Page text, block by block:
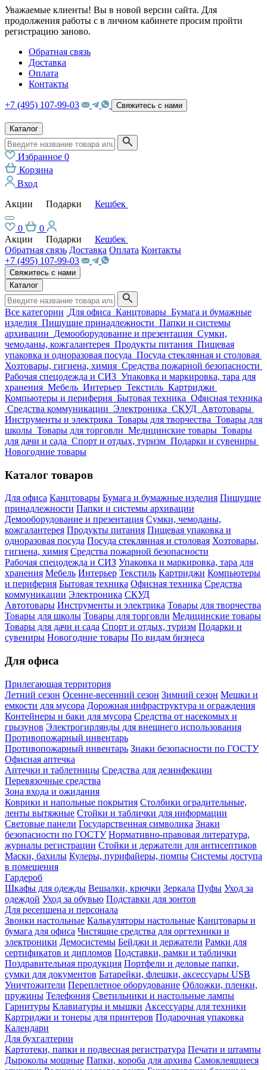
Уважаемые клиенты! Вы в новой версии сайта. Для
продолжения работы с в личном кабинете просим пройти
регистрацию заново.
Обратная связь
Доставка
Оплата
Контакты
+7 (495) 107-99-03 Свяжитесь с нами
Каталог
Избранное 0
Корзина
Вход
Акции
Подарки Кешбек
0
0
Акции
Подарки
Кешбек
Обратная связь Доставка Оплата Контакты
+7 (495) 107-99-03
Свяжитесь с нами
Каталог
Все категории Для офиса Канцтовары Бумага и бумажные
изделия Пишущие принадлежности Папки и системы
архивации Демооборудование и презентация Сумки,
чемоданы, кожгалантерея Продукты питания Пищевая
упаковка и одноразовая посуда Посуда стеклянная и столовая
Хозтовары, гигиена, химия Средства пожарной безопасности
Рабочая спецодежда и СИЗ Упаковка и маркировка, тара для
хранения Мебель Интерьер Текстиль Картриджи
Компьютеры и периферия Бытовая техника Офисная техника
Средства коммуникации Электроника СКУД Автотовары
Инструменты и электрика Товары для творчества Товары для
школы Товары для торговли Медицинские товары Товары
для дачи и сада Спорт и отдых, туризм Подарки и сувениры
Новогодние товары
Каталог товаров
Для офиса Канцтовары Бумага и бумажные изделия Пишущие
принадлежности Папки и системы архивации
Демооборудование и презентация Сумки, чемоданы,
кожгалантерея Продукты питания Пищевая упаковка и
одноразовая посуда Посуда стеклянная и столовая Хозтовары,
гигиена, химия Средства пожарной безопасности
Рабочая спецодежда и СИЗ Упаковка и маркировка, тара для
хранения Мебель Интерьер Текстиль Картриджи Компьютеры
и периферия Бытовая техника Офисная техника Средства
коммуникации Электроника СКУД
Автотовары Инструменты и электрика Товары для творчества
Товары для школы Товары для торговли Медицинские товары
Товары для дачи и сада Спорт и отдых, туризм Подарки и
сувениры Новогодние товары По видам бизнеса
Для офиса
Прилегающая территория
Летний сезон Осенне-весенний сезон Зимний сезон Мешки и
емкости для мусора Дорожная инфраструктура и ограждения
Контейнеры и баки для мусора Средства от насекомых и
грызунов Электрогирлянды для внешнего использования
Противопожарный инвентарь
Противопожарный инвентарь Знаки безопасности по ГОСТУ
Офисная аптечка
Аптечки и таблетницы Средства для дезинфекции
Перевязочные средства
Зона входа и ожидания
Коврики и напольные покрытия Столбики оградительные,
ленты вытяжные Стойки и таблички для информации
Световые панели Государственная символика Знаки
безопасности по ГОСТУ Нормативно-правовая литература,
журналы регистрации Стойки и держатели для антисептиков
Маски, бахилы Кулеры, пурифайеры, помпы Системы доступа
в помещения
Гардероб
Шкафы для одежды Вешалки, крючки Зеркала Пуфы Уход за
одеждой Уход за обувью Подставки для зонтов
Для ресепшена и персонала
Звонки настольные Калькуляторы настольные Канцтовары и
бумага для офиса Чистящие средства для оргтехники и
электроники Демосистемы Бейджи и держатели Рамки для
сертификатов и дипломов Подставки, рамки и таблички
Поздравительная продукция Портфели и деловые папки,
сумки для документов Батарейки, флешки, аксессуары USB
Уничтожители Переплетное оборудование Обложки, пленки,
пружины Телефония Светильники и настольные лампы
Гарнитуры Клавиатуры и мышки Аксессуары для техники
Картриджи и тонеры для принтеров Подарочная упаковка
Календари
Для бухгалтерии
Картотеки, папки и подвесная регистратура Печати и штампы
Дыроколы мощные Папки, короба для архива Самоклеящиеся